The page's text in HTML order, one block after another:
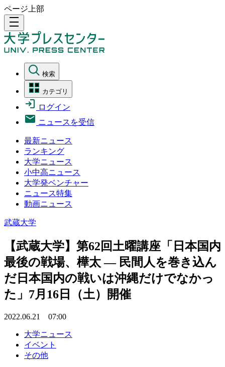
ページ上部
density_medium
検索
カテゴリ
ログイン
ニュースを受信
最新ニュース
ランキング
大学ニュース
小中高ニュース
大学発ベンチャー
ニュース特集
動画ニュース
武蔵大学
【武蔵大学】第62回土曜講座「日本国内
最後の戦場、樺太 — 民間人を巻き込ん
だ日本国内の戦いは沖縄だけでなかっ
た」7月16日（土）開催
2022.06.21 07:00
大学ニュース
イベント
その他